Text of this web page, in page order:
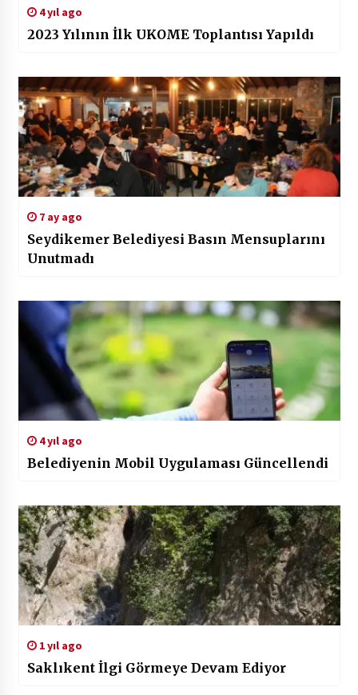
4 yıl ago
2023 Yılının İlk UKOME Toplantısı Yapıldı
7 ay ago
Seydikemer Belediyesi Basın Mensuplarını
Unutmadı
4 yıl ago
Belediyenin Mobil Uygulaması Güncellendi
1 yıl ago
Saklıkent İlgi Görmeye Devam Ediyor